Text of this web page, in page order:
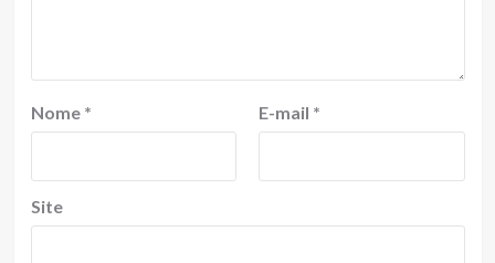
Nome * E-mail *
Site